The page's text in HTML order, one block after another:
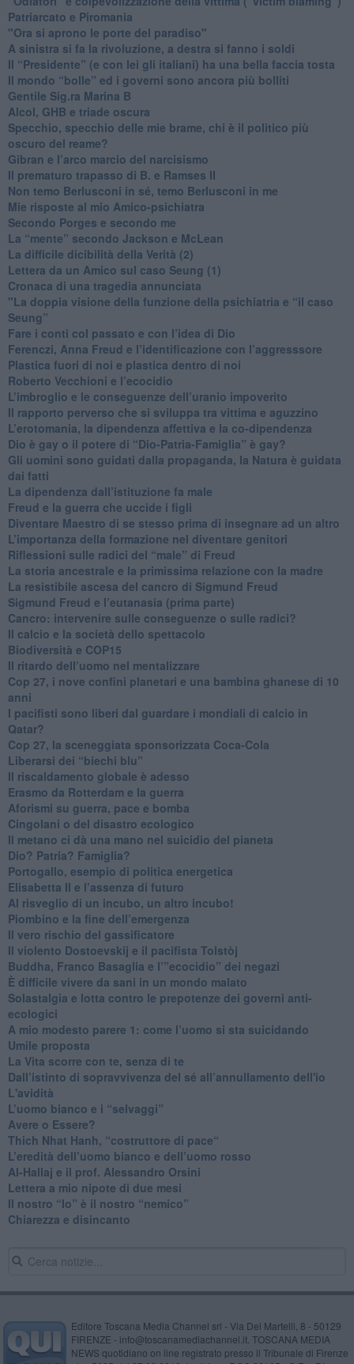
​Patriarcato e Piromania
"Ora si aprono le porte del paradiso"
​A sinistra si fa la rivoluzione, a destra si fanno i soldi
​Il “Presidente” (e con lei gli italiani) ha una bella faccia tosta
​Il mondo “bolle” ed i governi sono ancora più bolliti
​Gentile Sig.ra Marina B
​Alcol, GHB e triade oscura
​Specchio, specchio delle mie brame, chi è il politico più
oscuro del reame?
​Gibran e l’arco marcio del narcisismo
​Il prematuro trapasso di B. e Ramses II
​Non temo Berlusconi in sé, temo Berlusconi in me
​Mie risposte al mio Amico-psichiatra
​Secondo Porges e secondo me
​La “mente” secondo Jackson e McLean
La difficile dicibilità della Verità (2)
​Lettera da un Amico sul caso Seung (1)
​Cronaca di una tragedia annunciata
"​La doppia visione della funzione della psichiatria e “il caso
Seung”
​Fare i conti col passato e con l’idea di Dio
​Ferenczi, Anna Freud e l’identificazione con l’aggresssore
Plastica fuori di noi e plastica dentro di noi
​Roberto Vecchioni e l’ecocidio
​L’imbroglio e le conseguenze dell’uranio impoverito
​Il rapporto perverso che si sviluppa tra vittima e aguzzino
L’erotomania, la dipendenza affettiva e la co-dipendenza
​Dio è gay o il potere di “Dio-Patria-Famiglia” è gay?
​Gli uomini sono guidati dalla propaganda, la Natura è guidata
dai fatti
La dipendenza dall’istituzione fa male
​Freud e la guerra che uccide i figli
​Diventare Maestro di se stesso prima di insegnare ad un altro
L’importanza della formazione nel diventare genitori
Riflessioni sulle radici del “male” di Freud
​La storia ancestrale e la primissima relazione con la madre
​La resistibile ascesa del cancro di Sigmund Freud
Sigmund Freud e l’eutanasia (prima parte)
Cancro: intervenire sulle conseguenze o sulle radici?
​Il calcio e la società dello spettacolo
Biodiversità e COP15
​Il ritardo dell’uomo nel mentalizzare
​Cop 27, i nove confini planetari e una bambina ghanese di 10
anni
​I pacifisti sono liberi dal guardare i mondiali di calcio in
Qatar?
​Cop 27, la sceneggiata sponsorizzata Coca-Cola
​Liberarsi dei “biechi blu”
Il riscaldamento globale è adesso
​Erasmo da Rotterdam e la guerra
​Aforismi su guerra, pace e bomba
Cingolani o del disastro ecologico
​Il metano ci dà una mano nel suicidio del pianeta
​Dio? Patria? Famiglia?
Portogallo, esempio di politica energetica
​Elisabetta II e l’assenza di futuro
Al risveglio di un incubo, un altro incubo!
​Piombino e la fine dell’emergenza
​Il vero rischio del gassificatore
​Il violento Dostoevskij e il pacifista Tolstòj
​Buddha, Franco Basaglia e l’”ecocidio” dei negazi
​È difficile vivere da sani in un mondo malato
Solastalgia e lotta contro le prepotenze dei governi anti-
ecologici
​A mio modesto parere 1: come l’uomo si sta suicidando
​Umile proposta
​La Vita scorre con te, senza di te
​Dall’istinto di sopravvivenza del sé all’annullamento dell'io
L'avidità
​L’uomo bianco e i “selvaggi”
​Avere o Essere?
​Thich Nhat Hanh, “costruttore di pace“
​L’eredità dell’uomo bianco e dell’uomo rosso
Al-Hallaj e il prof. Alessandro Orsini
​Lettera a mio nipote di due mesi
​Il nostro “Io” è il nostro “nemico”
​Chiarezza e disincanto
Editore Toscana Media Channel srl - Via Dei Martelli, 8 - 50129
FIRENZE - info@toscanamediachannel.it. TOSCANA MEDIA
NEWS quotidiano on line registrato presso il Tribunale di Firenze